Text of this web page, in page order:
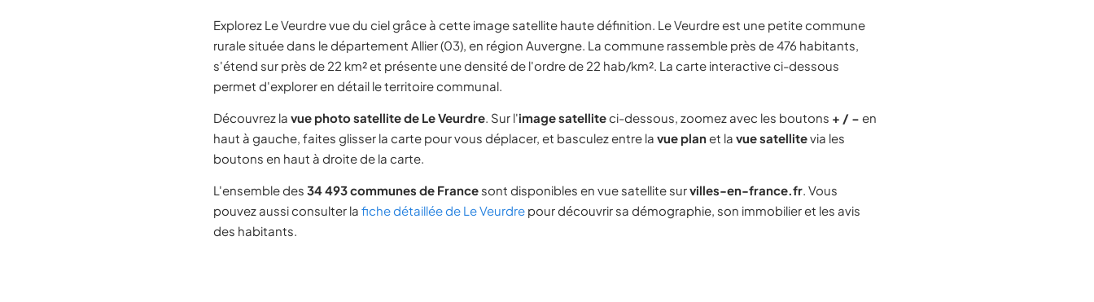
Explorez Le Veurdre vue du ciel grâce à cette image satellite haute définition. Le Veurdre est une petite commune
rurale située dans le département Allier (03), en région Auvergne. La commune rassemble près de 476 habitants,
s'étend sur près de 22 km² et présente une densité de l'ordre de 22 hab/km². La carte interactive ci-dessous
permet d'explorer en détail le territoire communal.
Découvrez la vue photo satellite de Le Veurdre. Sur l'image satelliteci-dessous, zoomez avec les boutons + / − en
haut à gauche, faites glisser la carte pour vous déplacer, et basculez entre la vue planet la vue satellitevia les
boutons en haut à droite de la carte.
L'ensemble des 34 493 communes de France sont disponibles en vue satellite survilles-en-france.fr. Vous
pouvez aussi consulter la fiche détaillée de Le Veurdre pour découvrir sa démographie, son immobilier et les avis
des habitants.